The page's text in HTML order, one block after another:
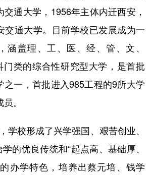
Français عربى
通大学，1956年主体内迁西安，
交通大学。目前学校已发展成为一
涵盖理、工、医、经、管、文、
类的综合性研究型大学，是首批
之一，首批进入985工程的9所大学
。
学校形成了兴学强国、艰苦创业、
的优良传统和“起点高、基础厚、
办学特色，培养出蔡元培、钱学